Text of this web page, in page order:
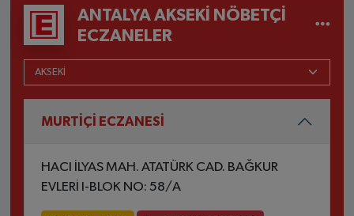
ANTALYA AKSEKI NÖBETÇI
ECZANELER
MURTİÇİ ECZANESİ
HACI İLYAS MAH. ATATÜRK CAD. BAĞKUR
EVLERİ I-BLOK NO: 58/A